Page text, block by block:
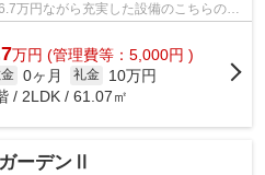
万円ながら充実した設備のこちらの物
万円 (管理費等：5,000円 )
0ヶ月 礼金
10万円
/ 2LDK / 61.07㎡
ーデンⅡ